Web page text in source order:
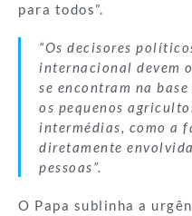
para todos”.
“Os decisores
internacional devem
se encontram na
os pequenos
intermédias, como a
diretamente
pessoas”.
O Papa sublinha a